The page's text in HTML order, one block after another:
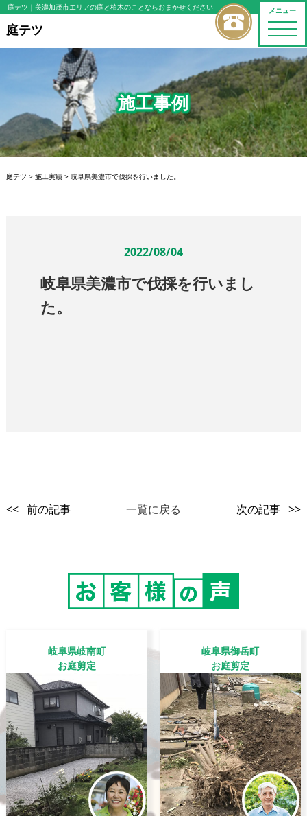
メニュー
toggle
庭テツ ｜美濃加茂市エリアの庭と植木のことならおまかせください
庭テツ
施工事例
庭テツ > 施工実績> 岐阜県美濃市で伐採を行いました。
2022/08/04
岐阜県美濃市で伐採を行いまし
た。
<< 前の記事 一覧に戻る 次の記事 >>
岐阜県岐南町
お庭剪定
岐阜県御岳町
お庭剪定